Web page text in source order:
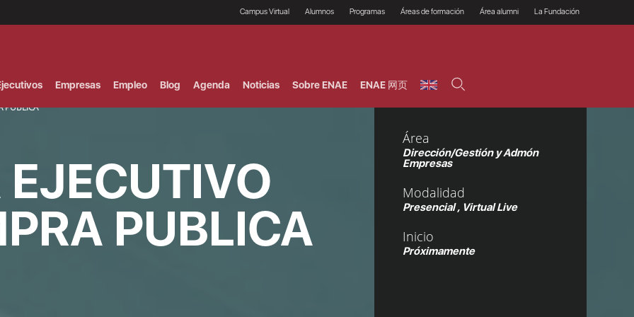
Campus Virtual Alumnos
Prácticas en empresas
Programas
Programas Ejecutivos
Áreas de formación
Riesgos
Comercial / Marketing/
Ventas
Dirección / Gestión /
empresas
Finanzas
Área alumni La Fundación
Empresas Empleo Blog Agenda Noticias Sobre ENAE ENAE 网页
PUBLICA
PUBLICA
Área
Dirección/Gestión y Admón
Empresas
Modalidad
Presencial , Virtual Live
Inicio
Próximamente